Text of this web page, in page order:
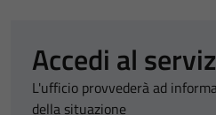
Accedi al
L'ufficio provvederà ad
della situazione